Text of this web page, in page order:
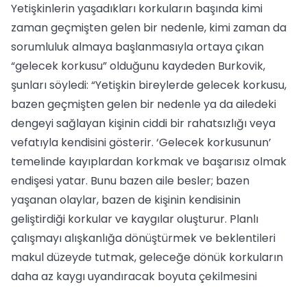
Yetişkinlerin yaşadıkları korkuların başında kimi
zaman geçmişten gelen bir nedenle, kimi zaman da
sorumluluk almaya başlanmasıyla ortaya çıkan
“gelecek korkusu” olduğunu kaydeden Burkovik,
şunları söyledi: “Yetişkin bireylerde gelecek korkusu,
bazen geçmişten gelen bir nedenle ya da ailedeki
dengeyi sağlayan kişinin ciddi bir rahatsızlığı veya
vefatıyla kendisini gösterir. ‘Gelecek korkusunun’
temelinde kayıplardan korkmak ve başarısız olmak
endişesi yatar. Bunu bazen aile besler; bazen
yaşanan olaylar, bazen de kişinin kendisinin
geliştirdiği korkular ve kaygılar oluşturur. Planlı
çalışmayı alışkanlığa dönüştürmek ve beklentileri
makul düzeyde tutmak, geleceğe dönük korkuların
daha az kaygı uyandıracak boyuta çekilmesini